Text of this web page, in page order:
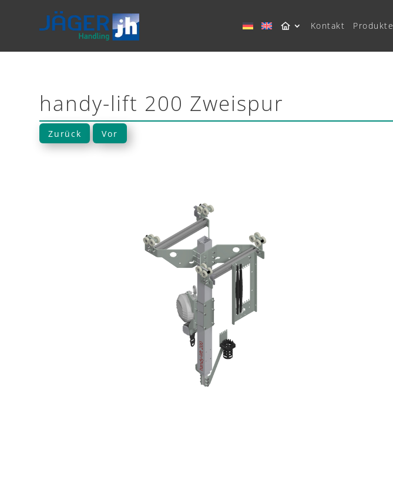
Kontakt Produkte
handy-lift 200 Zweispur
Zurück Vor